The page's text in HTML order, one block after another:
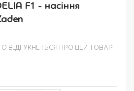
F1 - насіння
ВІДГУКНЕТЬСЯ ПРО ЦЕЙ ТОВАР